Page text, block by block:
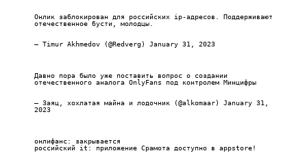
Онлик заблокирован для российских ip-адресов. Поддерживают
отечественное бусти, молодцы.
— Timur Akhmedov (@Redverg) January 31, 2023
Давно пора было уже поставить вопрос о создании
отечественного аналога OnlyFans под контролем Минцифры
— Заяц, хохлатая майна и лодочник (@alkomaar) January 31,
2023
онлифанс: закрывается
российский it: приложение Срамота доступно в appstore!